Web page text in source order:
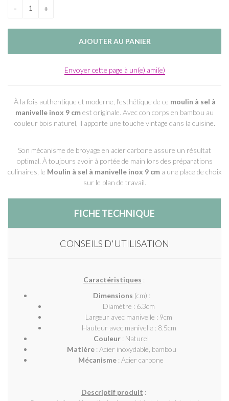
Envoyer cette page à un(e) ami(e)
À la fois authentique et moderne, l'esthétique de ce moulin à sel à
manivelle inox 9 cmest originale. Avec con corps en bambou au
couleur bois naturel, il apporte une touche vintage dans la cuisine.
Son mécanisme de broyage en acier carbone assure un résultat
optimal. À toujours avoir à portée de main lors des préparations
culinaires, le Moulin à sel à manivelle inox 9 cm a une place de choix
sur le plan de travail.
FICHE TECHNIQUE
CONSEILS D'UTILISATION
Caractéristiques :
Dimensions (cm) :
Diamètre : 6.3cm
Largeur avec manivelle : 9cm
Hauteur avec manivelle : 8.5cm
Couleur : Naturel
Matière : Acier inoxydable, bambou
Mécanisme : Acier carbone
Descriptif produit :